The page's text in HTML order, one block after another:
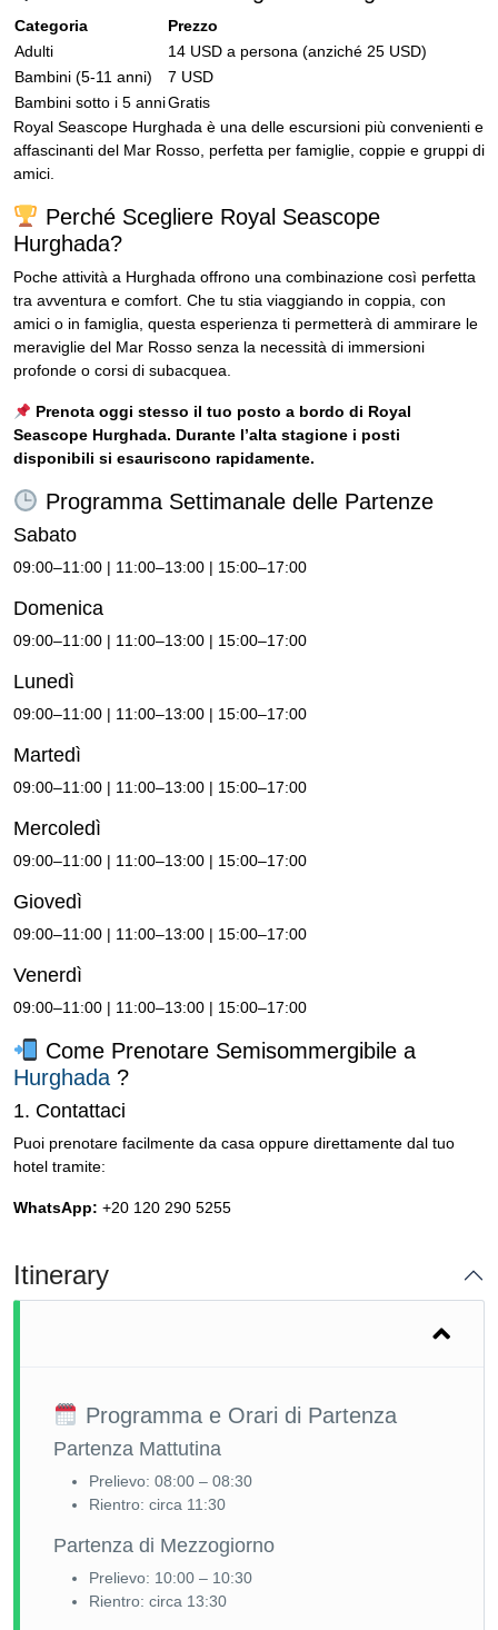
Categoria
Prezzo
Adulti
14 USD a persona (anziché 25 USD)
Bambini (5-11 anni)
7 USD
Bambini sotto i 5 anniGratis
Royal Seascope Hurghada è una delle escursioni più convenienti e
affascinanti del Mar Rosso, perfetta per famiglie, coppie e gruppi di
amici.
Perché Scegliere Royal Seascope
Hurghada?
Poche attività a Hurghada offrono una combinazione così perfetta
tra avventura e comfort. Che tu stia viaggiando in coppia, con
amici o in famiglia, questa esperienza ti permetterà di ammirare le
meraviglie del Mar Rosso senza la necessità di immersioni
profonde o corsi di subacquea.
Prenota oggi stesso il tuo posto a bordo di Royal
Seascope Hurghada. Durante l’alta stagione i posti
disponibili si esauriscono rapidamente.
Programma Settimanale delle Partenze
Sabato
09:00–11:00 | 11:00–13:00 | 15:00–17:00
Domenica
09:00–11:00 | 11:00–13:00 | 15:00–17:00
Lunedì
09:00–11:00 | 11:00–13:00 | 15:00–17:00
Martedì
09:00–11:00 | 11:00–13:00 | 15:00–17:00
Mercoledì
09:00–11:00 | 11:00–13:00 | 15:00–17:00
Giovedì
09:00–11:00 | 11:00–13:00 | 15:00–17:00
Venerdì
09:00–11:00 | 11:00–13:00 | 15:00–17:00
Come Prenotare Semisommergibile a
Hurghada ?
1. Contattaci
Puoi prenotare facilmente da casa oppure direttamente dal tuo
hotel tramite:
WhatsApp: +20 120 290 5255
Itinerary
Programma e Orari di Partenza
Partenza Mattutina
Prelievo: 08:00 – 08:30
Rientro: circa 11:30
Partenza di Mezzogiorno
Prelievo: 10:00 – 10:30
Rientro: circa 13:30